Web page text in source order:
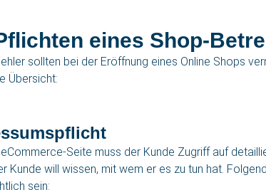
eines Shop-
sollten bei der Eröffnung eines Online Shops
Übersicht:
Seite muss der Kunde Zugriff auf
Kunde will wissen, mit wem er es zu tun hat.
sein: